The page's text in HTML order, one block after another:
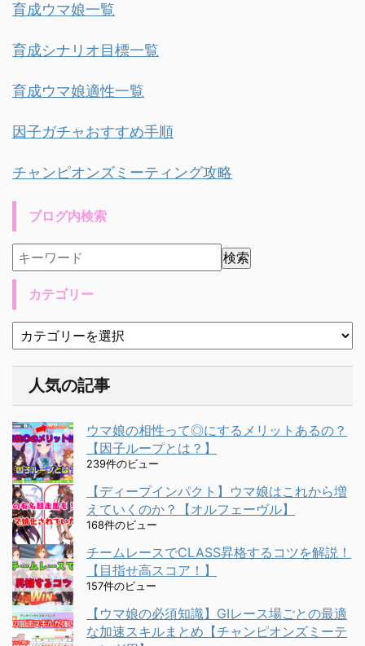
育成ウマ娘一覧
育成シナリオ目標一覧
育成ウマ娘適性一覧
因子ガチャおすすめ手順
チャンピオンズミーティング攻略
ブログ内検索
カテゴリー
人気の記事
ウマ娘の相性って◎にするメリットあるの？
【因子ループとは？】
239件のビュー
【ディープインパクト】ウマ娘はこれから増
えていくのか？【オルフェーヴル】
168件のビュー
チームレースでCLASS昇格するコツを解説！
【目指せ高スコア！】
157件のビュー
【ウマ娘の必須知識】GⅠレース場ごとの最適
な加速スキルまとめ【チャンピオンズミーテ